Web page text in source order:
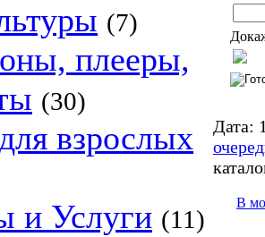
(7)
плееры,
(30)
взрослых
и Услуги (11)
Дата:
В